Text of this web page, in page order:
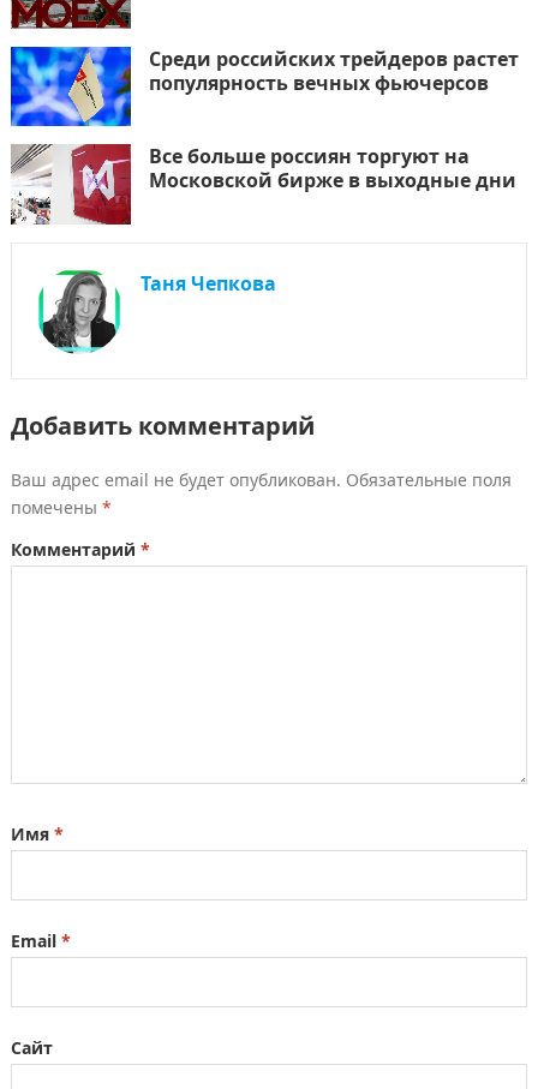
Среди российских трейдеров растет
популярность вечных фьючерсов
Все больше россиян торгуют на
Московской бирже в выходные дни
Таня Чепкова
Добавить комментарий
Ваш адрес email не будет опубликован. Обязательные поля
помечены *
Комментарий *
Имя *
Email *
Сайт